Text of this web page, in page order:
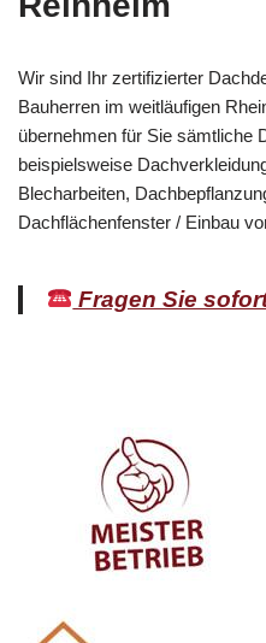
Wir sind Ihr zertifizierter
Bauherren im weitläufigen
übernehmen für Sie sämtliche
beispielsweise
Blecharbeiten,
Dachflächenfenster / Einbau
Fragen Sie